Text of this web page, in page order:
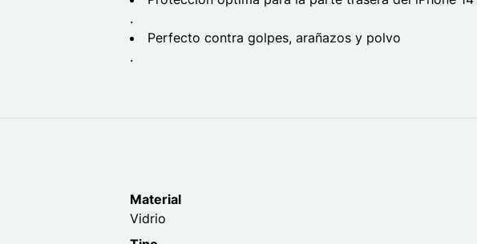
.
Perfecto contra golpes, arañazos y polvo
.
Material
Vidrio